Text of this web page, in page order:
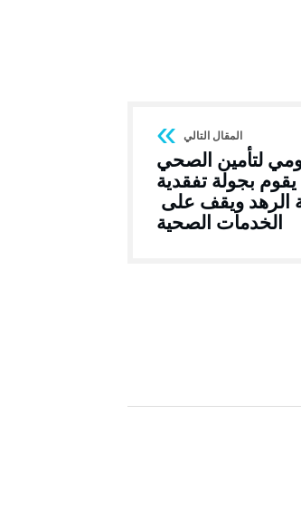
لتأمين الصحي
بجولة تفقدية
الرهد ويقف على
الخدمات الصحية